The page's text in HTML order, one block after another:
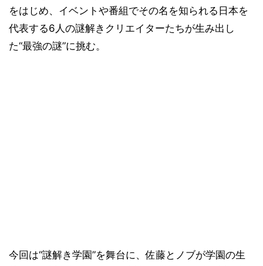
をはじめ、イベントや番組でその名を知られる日本を
代表する6人の謎解きクリエイターたちが生み出し
た“最強の謎”に挑む。
今回は“謎解き学園”を舞台に、佐藤とノブが学園の生